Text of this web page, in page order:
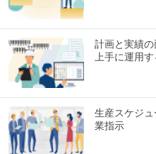
計画と実績
上手に運用
生産スケジ
業指示